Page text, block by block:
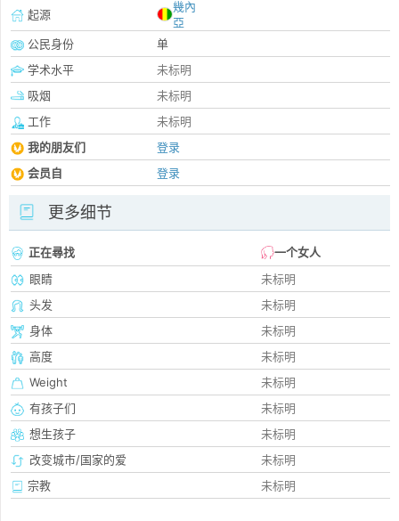
起源
幾內
亞
公民身份
单
学术水平
未标明
吸烟
未标明
工作
未标明
我的朋友们
登录
会员自
登录
更多细节
正在尋找
一个女人
眼睛
未标明
头发
未标明
身体
未标明
高度
未标明
Weight
未标明
有孩子们
未标明
想生孩子
未标明
改变城市/国家的爱
未标明
宗教
未标明